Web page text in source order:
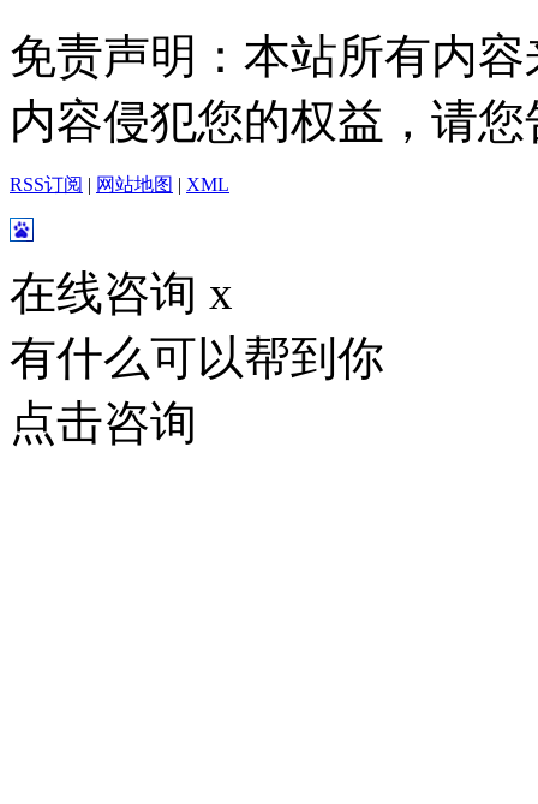
免责声明：本站所有内
内容侵犯您的权益，请
RSS订阅 | 网站地图 | XML
在线咨询 x
有什么可以帮到你
点击咨询